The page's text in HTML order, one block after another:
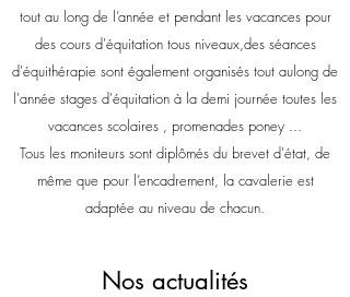
tout au long de l’année et pendant les vacances pour
des cours d'équitation tous niveaux,des séances
d'équithérapie sont également organisés tout aulong de
l'année stages d'équitation à la demi journée toutes les
vacances scolaires , promenades poney ...
Tous les moniteurs sont diplômés du brevet d'état, de
même que pour l’encadrement, la cavalerie est
adaptée au niveau de chacun.
Nos actualités